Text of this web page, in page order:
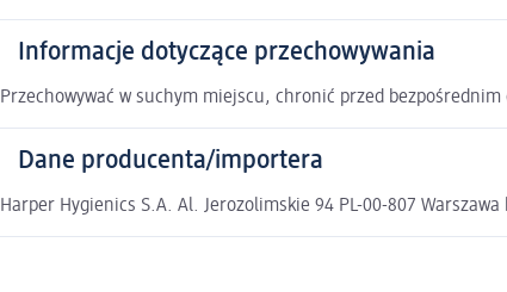
Informacje dotyczące przechowywania
Przechowywać w suchym miejscu, chronić przed
Dane producenta/importera
Harper Hygienics S.A. Al. Jerozolimskie 94 PL-00-807